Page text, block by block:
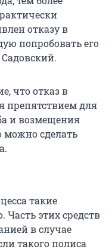
отказу в
попробовать его
что отказ в
препятствием для
и возмещения
можно сделать
такие
Часть этих средств
в случае
такого полиса